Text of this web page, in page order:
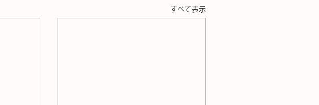
すべて表示